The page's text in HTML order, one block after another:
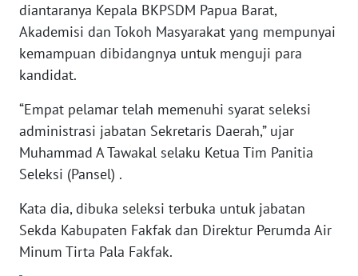
diantaranya Kepala BKPSDM Papua Barat,
Akademisi dan Tokoh Masyarakat yang mempunyai
kemampuan dibidangnya untuk menguji para
kandidat.
“Empat pelamar telah memenuhi syarat seleksi
administrasi jabatan Sekretaris Daerah,” ujar
Muhammad A Tawakal selaku Ketua Tim Panitia
Seleksi (Pansel) .
Kata dia, dibuka seleksi terbuka untuk jabatan
Sekda Kabupaten Fakfak dan Direktur Perumda Air
Minum Tirta Pala Fakfak.
KEPRI
WN
PAPUA
WN
PAPUA
BARAT
RIAU
WN